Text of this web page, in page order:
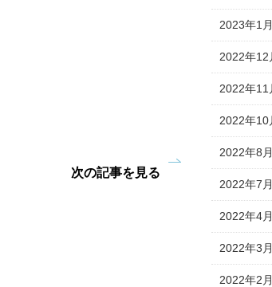
次の記事を見る
2023年1月
2022年12
2022年11
2022年10
2022年8月
2022年7月
2022年4月
2022年3月
2022年2月